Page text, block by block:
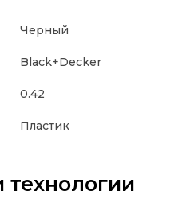
Черный
Black+Decker
0.42
Пластик
технологии